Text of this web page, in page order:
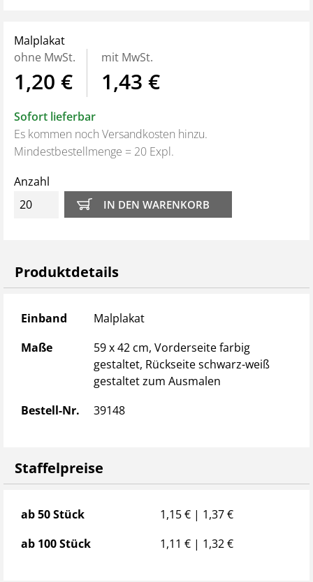
Malplakat
ohne MwSt.
1,20 €
mit MwSt.
1,43 €
Sofort lieferbar
Es kommen noch Versandkosten hinzu.
Mindestbestellmenge = 20 Expl.
Anzahl
Produktdetails
Produktdetails
Einband
Malplakat
Maße
59 x 42 cm, Vorderseite farbig
gestaltet, Rückseite schwarz-weiß
gestaltet zum Ausmalen
Bestell-Nr.
39148
Staffelpreise
Staffelpreise
ab 50 Stück
1,15 € | 1,37 €
ab 100 Stück
1,11 € | 1,32 €